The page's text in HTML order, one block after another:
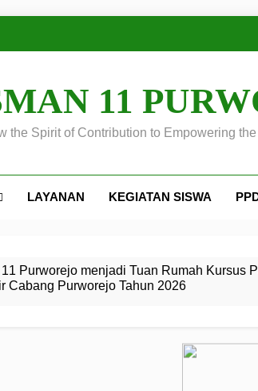
11
the Spirit of Contribution to Empowering
LAYANAN KEGIATAN SISWA
Purworejo menjadi Tuan Rumah Kursus
Cabang Purworejo Tahun 2026
Calon Dewan Ambalan SMA
Tingkat
Gugus Depan
di LKBB
oleh Pasukan Khusus
11
Negeri 11 Purworejo
menjadi lokasi pelaksanaan